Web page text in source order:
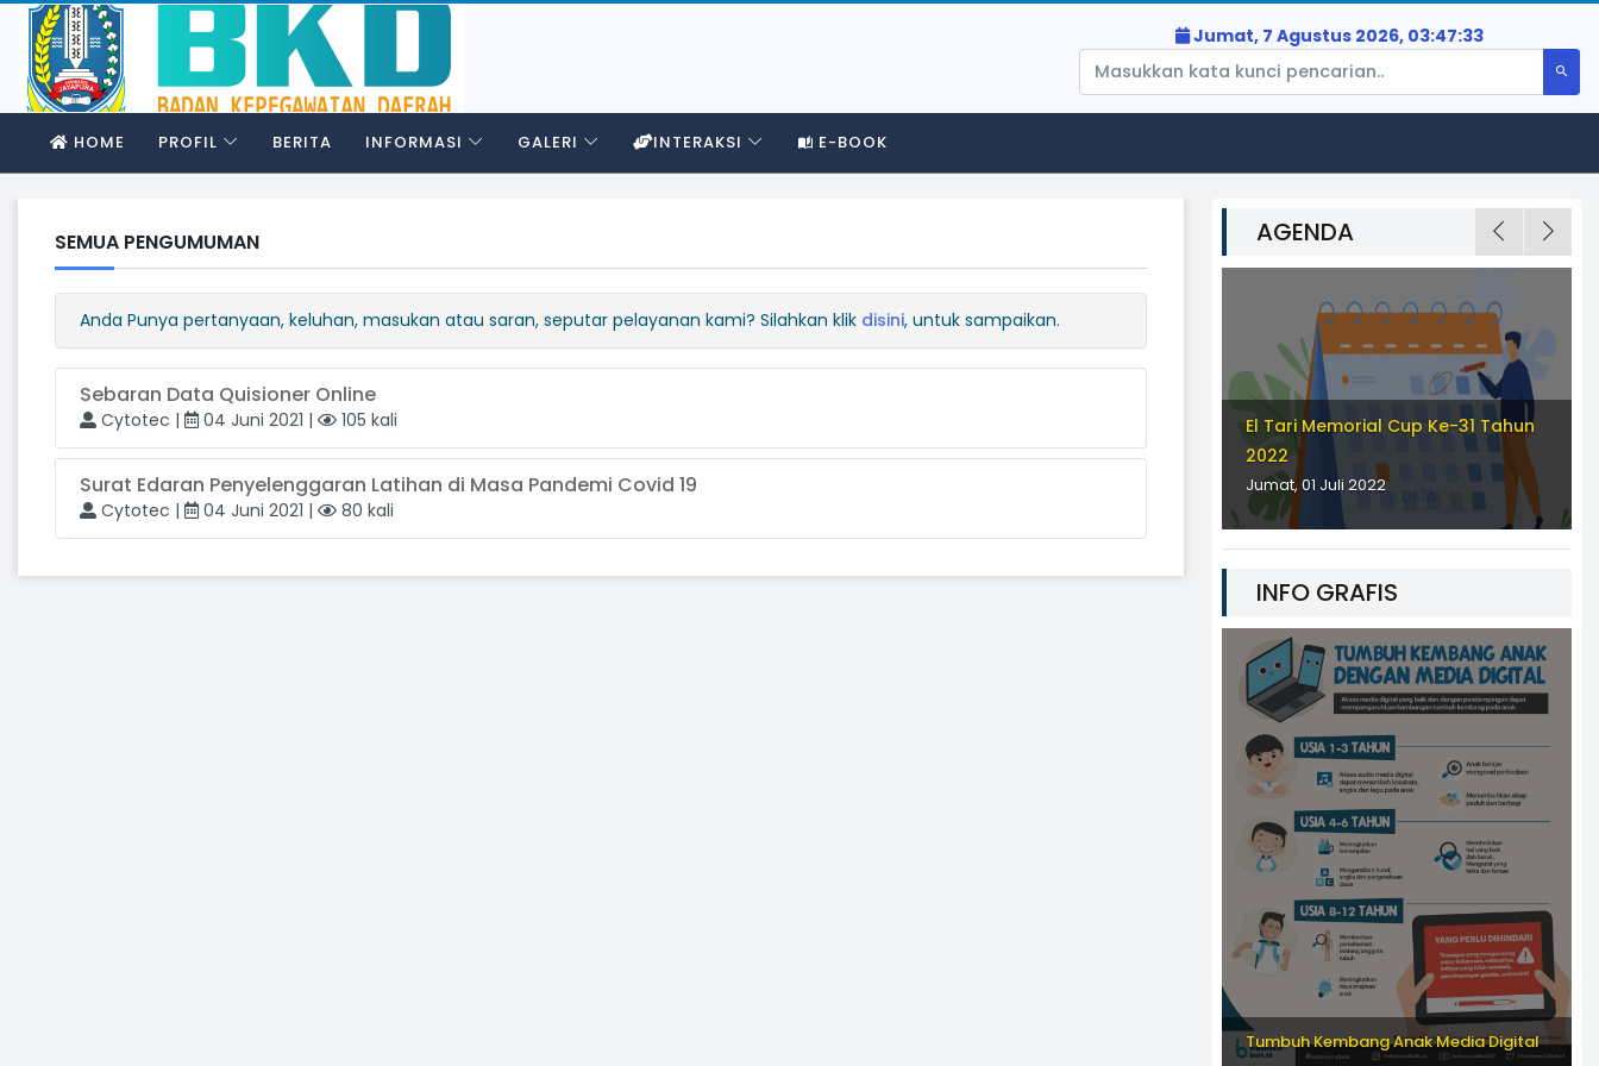
Jumat, 7 Agustus 2026, 03:47:33
HOME PROFIL BERITA INFORMASI GALERI INTERAKSI E-BOOK
SEMUA PENGUMUMAN
Anda Punya pertanyaan, keluhan, masukan atau saran, seputar pelayanan kami? Silahkan klik disini, untuk sampaikan.
Sebaran Data Quisioner Online
Cytotec | 04 Juni 2021 | 105 kali
Surat Edaran Penyelenggaran Latihan di Masa Pandemi Covid 19
Cytotec | 04 Juni 2021 | 80 kali
AGENDA
Rilies Update CMS Versi 3.0.2
Senin, 25 April 2022
Tahun 2020
Jumat, 01 Oktober 2021
Rilis CMS DATAGOE Ver. 4.0
El Tari Memorial Cup Ke-31 Tahun
2022
Jumat, 01 Juli 2022
INFO GRAFIS
Tumbuh Kembang Anak Media Digital